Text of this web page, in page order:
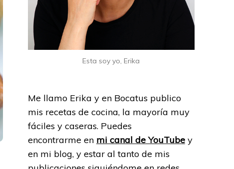
Esta soy yo, Erika
Me llamo Erika y en Bocatus publico
mis recetas de cocina, la mayoría muy
fáciles y caseras. Puedes
encontrarme en mi canal de YouTubey
en mi blog, y estar al tanto de mis